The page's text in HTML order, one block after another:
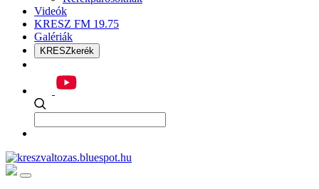
Videók
KRESZ FM 19.75
Galériák
KRESZkerék